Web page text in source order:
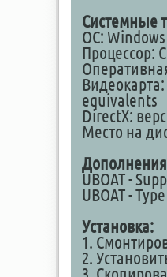
Системные
ОС: Windows
Процессор:
Видеокарта:
equivalents
DirectX:
Место на
UBOAT -
UBOAT -
Установка:
1.
2.